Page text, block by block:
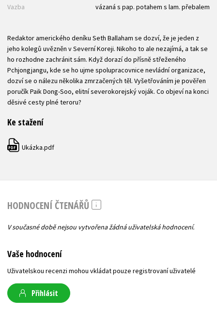
Vazba
vázaná s pap. potahem s lam. přebalem
Redaktor amerického deníku Seth Ballaham se dozví, že je jeden z
jeho kolegů uvězněn v Severní Koreji. Nikoho to ale nezajímá, a tak se
ho rozhodne zachránit sám. Když dorazí do přísně střeženého
Pchjongjangu, kde se ho ujme spolupracovnice nevládní organizace,
dozví se o nálezu několika zmrzačených těl. Vyšetřováním je pověřen
poručík Paik Dong-Soo, elitní severokorejský voják. Co objeví na konci
děsivé cesty plné teroru?
Ke stažení
PDF Ukázka.pdf
HODNOCENÍ ČTENÁŘŮ
V současné době nejsou vytvořena žádná uživatelská hodnocení.
Vaše hodnocení
Uživatelskou recenzi mohou vkládat pouze registrovaní uživatelé
Přihlásit